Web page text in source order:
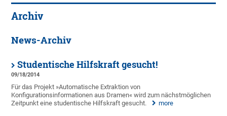
Archiv
News-Archiv
Studentische Hilfskraft gesucht!
09/18/2014
Für das Projekt »Automatische Extraktion von
Konfigurationsinformationen aus Dramen« wird zum nächstmöglichen
Zeitpunkt eine studentische Hilfskraft gesucht.
more